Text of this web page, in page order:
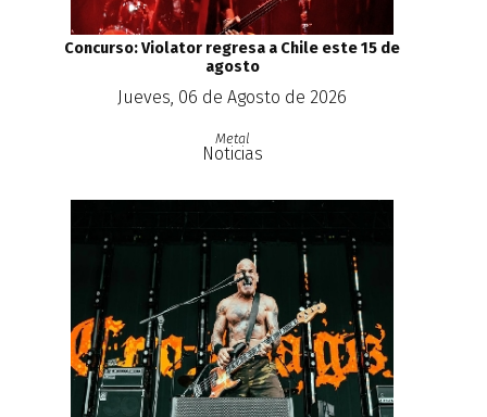
Concurso: Violator regresa a Chile este 15 de
agosto
Jueves, 06 de Agosto de 2026
Metal
Noticias